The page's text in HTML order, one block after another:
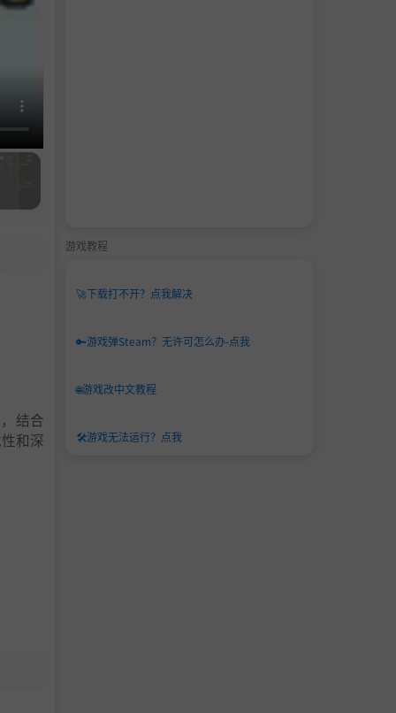
结合
和深
游戏教程
🚀下载打不开？点我解决
🔑游戏弹Steam？无许可怎么办-点我
🌐游戏改中文教程
🛠️游戏无法运行？点我